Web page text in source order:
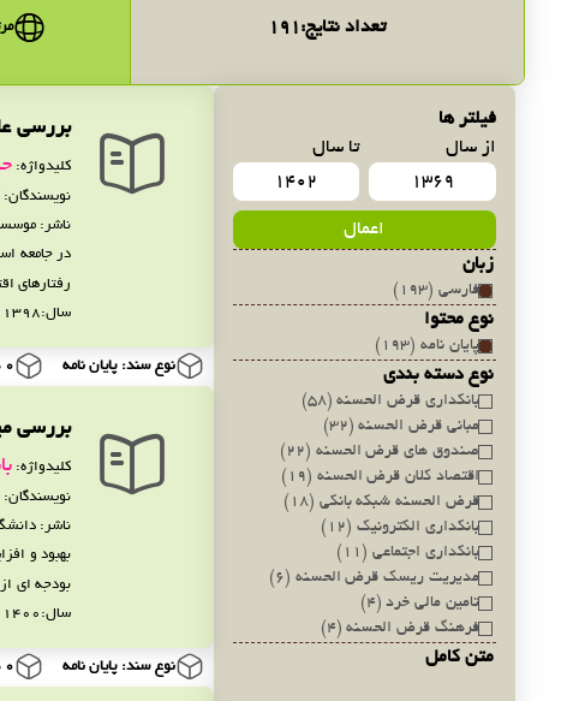
تعداد نتایج:191
فیلتر ها
از سال
تا سال
اعمال
زبان
فارسی (193)
نوع محتوا
پایان نامه (193)
نوع دسته بندی
بانکداری قرض الحسنه (58)
مبانی قرض الحسنه (32)
صندوق های قرض الحسنه (22)
اقتصاد کلان قرض الحسنه (19)
قرض الحسنه شبکه بانکی (18)
بانکداری الکترونیک (12)
بانکداری اجتماعی (11)
مدیریت ریسک قرض الحسنه (6)
تامین مالی خرد (4)
فرهنگ قرض الحسنه (4)
متن کامل
بررسی
کلیدواژه:
نویسندگان:
ناشر:
در جامعه
رفتارهای
سال:1398
نوع سند: پایان نامه 0 دانلود
بررسی
کلیدواژه:
نویسندگان:
ناشر:
بهبود و
بودجه ای
سال:1400
نوع سند: پایان نامه 0 دانلود